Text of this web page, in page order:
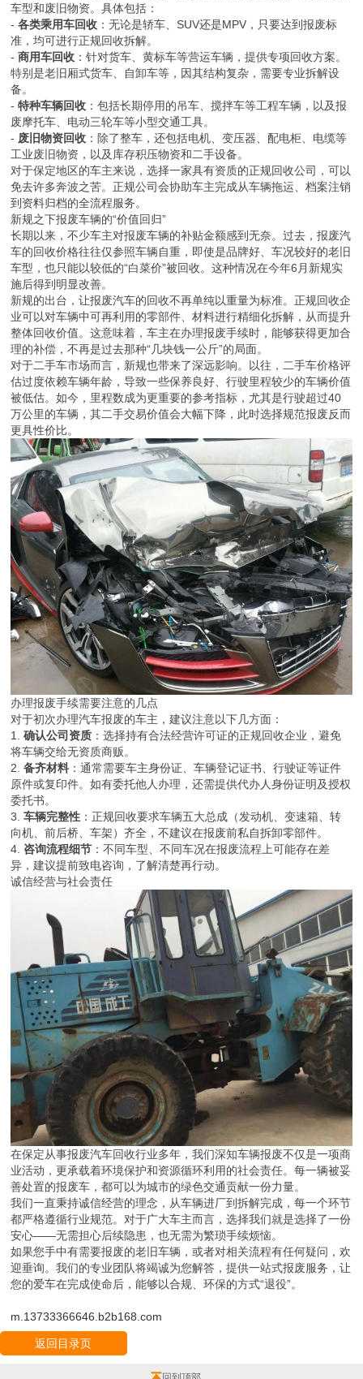
车型和废旧物资。具体包括：
-各类乘用车回收 ：无论是轿车、SUV还是MPV，只要达到报废标
准，均可进行正规回收拆解。
-商用车回收 ：针对货车、黄标车等营运车辆，提供专项回收方案。
特别是老旧厢式货车、自卸车等，因其结构复杂，需要专业拆解设
备。
-特种车辆回收 ：包括长期停用的吊车、搅拌车等工程车辆，以及报
废摩托车、电动三轮车等小型交通工具。
- 废旧物资回收 ：除了整车，还包括电机、变压器、配电柜、电缆等
工业废旧物资，以及库存积压物资和二手设备。
对于保定地区的车主来说，选择一家具有资质的正规回收公司，可以
免去许多奔波之苦。正规公司会协助车主完成从车辆拖运、档案注销
到资料归档的全流程服务。
新规之下报废车辆的“价值回归”
长期以来，不少车主对报废车辆的补贴金额感到无奈。过去，报废汽
车的回收价格往往仅参照车辆自重，即使是品牌好、车况较好的老旧
车型，也只能以较低的“白菜价”被回收。这种情况在今年6月新规实
施后得到明显改善。
新规的出台，让报废汽车的回收不再单纯以重量为标准。正规回收企
业可以对车辆中可再利用的零部件、材料进行精细化拆解，从而提升
整体回收价值。这意味着，车主在办理报废手续时，能够获得更加合
理的补偿，不再是过去那种“几块钱一公斤”的局面。
对于二手车市场而言，新规也带来了深远影响。以往，二手车价格评
估过度依赖车辆年龄，导致一些保养良好、行驶里程较少的车辆价值
被低估。如今，里程数成为更重要的参考指标，尤其是行驶超过40
万公里的车辆，其二手交易价值会大幅下降，此时选择规范报废反而
更具性价比。
办理报废手续需要注意的几点
对于初次办理汽车报废的车主，建议注意以下几方面：
1.确认公司资质 ：选择持有合法经营许可证的正规回收企业，避免
将车辆交给无资质商贩。
2.备齐材料 ：通常需要车主身份证、车辆登记证书、行驶证等证件
原件或复印件。如有委托他人办理，还需提供代办人身份证明及授权
委托书。
3.车辆完整性 ：正规回收要求车辆五大总成（发动机、变速箱、转
向机、前后桥、车架）齐全，不建议在报废前私自拆卸零部件。
4. 咨询流程细节 ：不同车型、不同车况在报废流程上可能存在差
异，建议提前致电咨询，了解清楚再行动。
诚信经营与社会责任
在保定从事报废汽车回收行业多年，我们深知车辆报废不仅是一项商
业活动，更承载着环境保护和资源循环利用的社会责任。每一辆被妥
善处置的报废车，都可以为城市的绿色交通贡献一份力量。
我们一直秉持诚信经营的理念，从车辆进厂到拆解完成，每一个环节
都严格遵循行业规范。对于广大车主而言，选择我们就是选择了一份
安心——无需担心后续隐患，也无需为繁琐手续烦恼。
如果您手中有需要报废的老旧车辆，或者对相关流程有任何疑问，欢
迎垂询。我们的专业团队将竭诚为您解答，提供一站式报废服务，让
您的爱车在完成使命后，能够以合规、环保的方式“退役”。
m.13733366646.b2b168.com
返回目录页